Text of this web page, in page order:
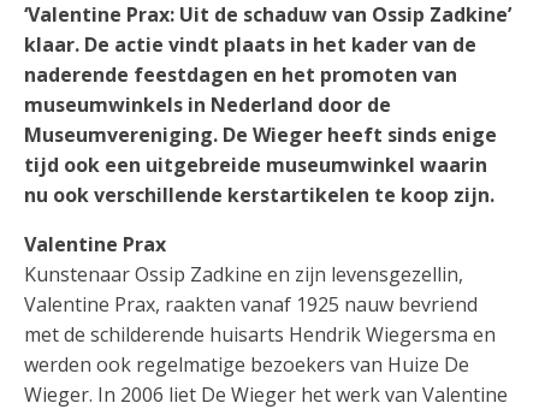
‘Valentine Prax: Uit de schaduw van Ossip Zadkine’
klaar. De actie vindt plaats in het kader van de
naderende feestdagen en het promoten van
museumwinkels in Nederland door de
Museumvereniging. De Wieger heeft sinds enige
tijd ook een uitgebreide museumwinkel waarin
nu ook verschillende kerstartikelen te koop zijn.
Valentine Prax
Kunstenaar Ossip Zadkine en zijn levensgezellin,
Valentine Prax, raakten vanaf 1925 nauw bevriend
met de schilderende huisarts Hendrik Wiegersma en
werden ook regelmatige bezoekers van Huize De
Wieger. In 2006 liet De Wieger het werk van Valentine